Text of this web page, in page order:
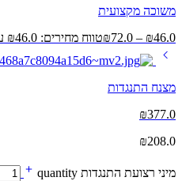
משוכה מקצועית
₪46.0
–
₪72.0 טווח מחירים: ⁦₪46.0⁩ עד ⁦₪72.0⁩
מצנח התנגדות
₪377.0
₪208.0
מיני רצועת התנגדות quantity